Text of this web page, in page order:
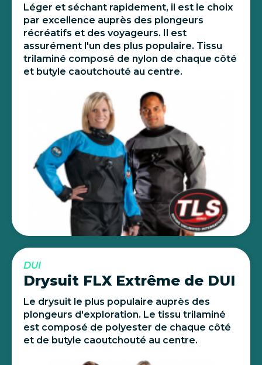
Léger et séchant rapidement, il est le choix
par excellence auprès des plongeurs
récréatifs et des voyageurs. Il est
assurément l'un des plus populaire. Tissu
trilaminé composé de nylon de chaque côté
et butyle caoutchouté au centre.
DUI
Drysuit FLX Extrême de DUI
Le drysuit le plus populaire auprès des
plongeurs d'exploration. Le tissu trilaminé
est composé de polyester de chaque côté
et de butyle caoutchouté au centre.